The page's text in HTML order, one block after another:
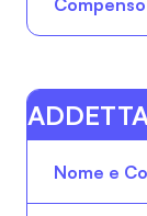
Nome e